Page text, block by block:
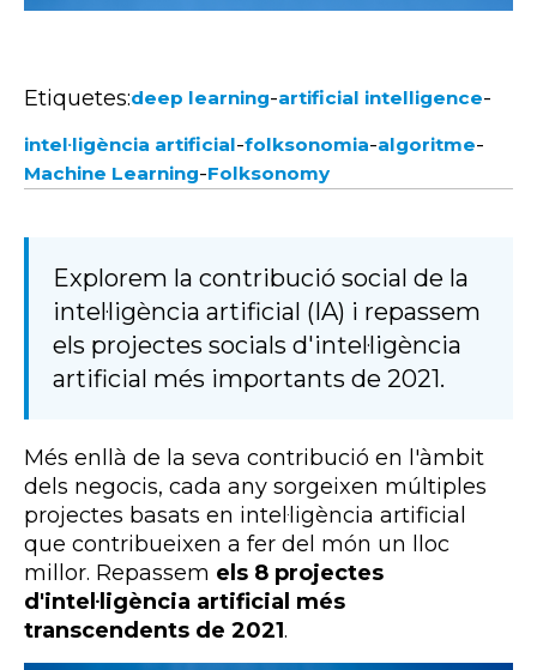
Etiquetes:deep learning-artificial intelligence-
intel·ligència artificial-folksonomia-algoritme-
Machine Learning-Folksonomy
Explorem la contribució social de la
intel·ligència artificial (IA) i repassem
els projectes socials d'intel·ligència
artificial més importants de 2021.
Més enllà de la seva contribució en l'àmbit
dels negocis, cada any sorgeixen múltiples
projectes basats en intel·ligència artificial
que contribueixen a fer del món un lloc
millor. Repassem els 8 projectes
d'intel·ligència artificial més
transcendents de 2021.